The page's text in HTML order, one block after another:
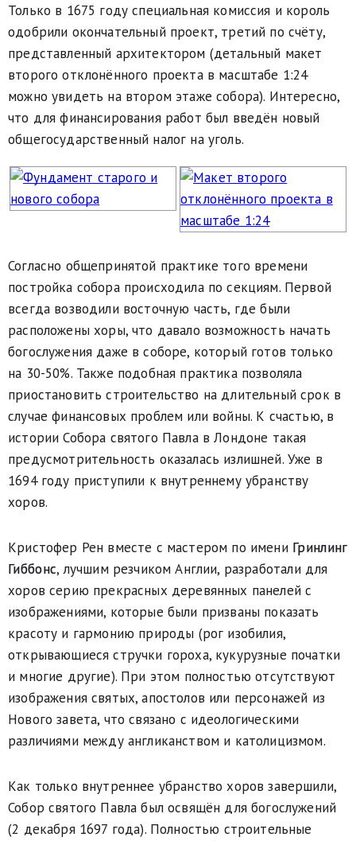
Только в 1675 году специальная комиссия и король
одобрили окончательный проект, третий по счёту,
представленный архитектором (детальный макет
второго отклонённого проекта в масштабе 1:24
можно увидеть на втором этаже собора). Интересно,
что для финансирования работ был введён новый
общегосударственный налог на уголь.
Согласно общепринятой практике того времени
постройка собора происходила по секциям. Первой
всегда возводили восточную часть, где были
расположены хоры, что давало возможность начать
богослужения даже в соборе, который готов только
на 30-50%. Также подобная практика позволяла
приостановить строительство на длительный срок в
случае финансовых проблем или войны. К счастью, в
истории Собора святого Павла в Лондоне такая
предусмотрительность оказалась излишней. Уже в
1694 году приступили к внутреннему убранству
хоров.
Кристофер Рен вместе с мастером по имени Гринлинг
Гиббонс, лучшим резчиком Англии, разработали для
хоров серию прекрасных деревянных панелей с
изображениями, которые были призваны показать
красоту и гармонию природы (рог изобилия,
открывающиеся стручки гороха, кукурузные початки
и многие другие). При этом полностью отсутствуют
изображения святых, апостолов или персонажей из
Нового завета, что связано с идеологическими
различиями между англиканством и католицизмом.
Как только внутреннее убранство хоров завершили,
Собор святого Павла был освящён для богослужений
(2 декабря 1697 года). Полностью строительные